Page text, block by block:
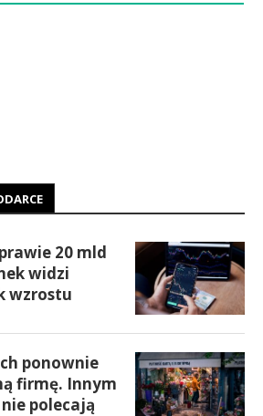
20 mld
widzi
wzrostu
ponownie
firmę. Innym
polecają